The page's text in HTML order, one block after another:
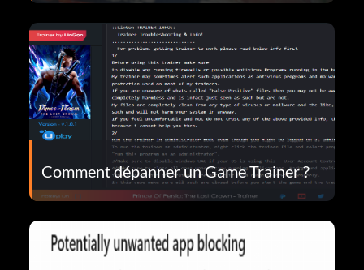
Comment dépanner un Game Trainer ?